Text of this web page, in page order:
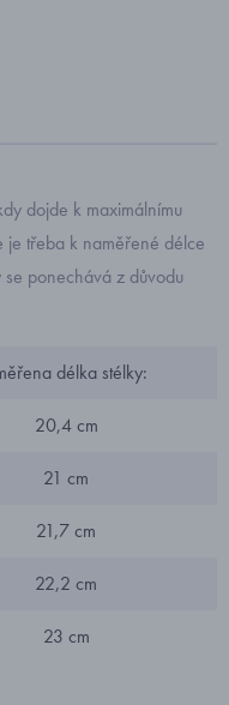
dojde k maximálnímu
třeba k naměřené délce
ponechává z důvodu
délka stélky:
20,4 cm
21 cm
21,7 cm
22,2 cm
23 cm